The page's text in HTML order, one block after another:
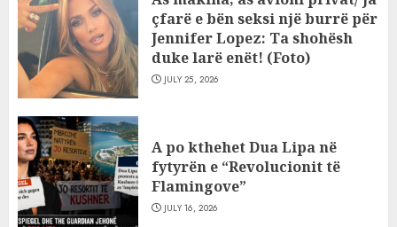
çfarë e bën seksi një burrë për
Jennifer Lopez: Ta shohësh
duke larë enët! (Foto)
JULY 25, 2026
A po kthehet Dua Lipa në
fytyrën e “Revolucionit të
Flamingove”
JULY 16, 2026